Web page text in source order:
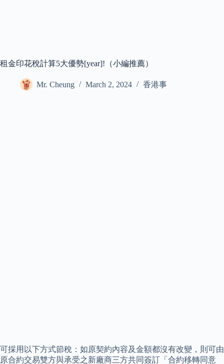
租金印花稅計算5大優勢[year]!（小編推薦）
Mr. Cheung March 2, 2024 香港事
可採用以下方式節稅：如原契約內容及金額都沒有改變，則可由
原合約交易雙方與承受之新廠商三方共同簽訂「合約移轉同意